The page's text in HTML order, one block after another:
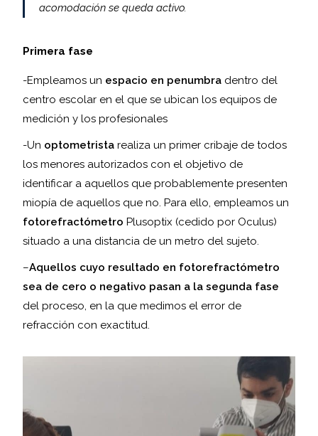
acomodación se queda activo.
Primera fase
-Empleamos un espacio en penumbra dentro del
centro escolar en el que se ubican los equipos de
medición y los profesionales
-Un optometrista realiza un primer cribaje de todos
los menores autorizados con el objetivo de
identificar a aquellos que probablemente presenten
miopía de aquellos que no. Para ello, empleamos un
fotorefractómetro Plusoptix (cedido por Oculus)
situado a una distancia de un metro del sujeto.
–Aquellos cuyo resultado en fotorefractómetro
sea de cero o negativo pasan a la segunda fase
del proceso, en la que medimos el error de
refracción con exactitud.